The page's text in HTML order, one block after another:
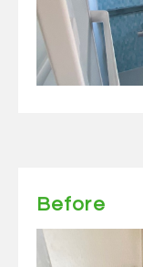
Before